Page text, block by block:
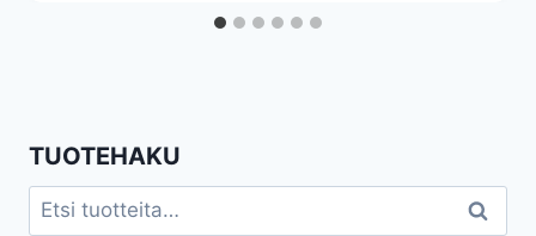
TUOTEHAKU
Etsi: Haku